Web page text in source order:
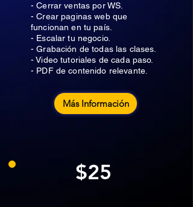
- Cerrar ventas por WS.
- Crear paginas web que
funcionan en tu país.
- Escalar tu negocio.
- Grabación de todas las clases.
- Video tutoriales de cada paso.
- PDF de contenido relevante.
Más Información
$25